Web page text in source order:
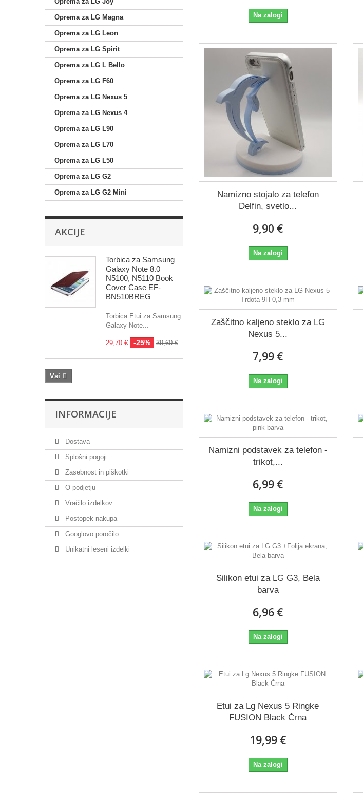
Oprema za LG Magna
Oprema za LG Leon
Oprema za LG Spirit
Oprema za LG L Bello
Oprema za LG F60
Oprema za LG Nexus 5
Oprema za LG Nexus 4
Oprema za LG L90
Oprema za LG L70
Oprema za LG L50
Oprema za LG G2
Oprema za LG G2 Mini
AKCIJE
Torbica za Samsung
Galaxy Note 8.0
N5100, N5110 Book
Cover Case EF-
BN510BREG
Torbica Etui za Samsung
Galaxy Note...
29,70 € -25% 39,60 €
Vsi
INFORMACIJE
Dostava
Splošni pogoji
Zasebnost in piškotki
O podjetju
Vračilo izdelkov
Postopek nakupa
Googlovo poročilo
Unikatni leseni izdelki
Na zalogi
Namizno stojalo za telefon
Delfin, svetlo...
9,90 €
Na zalogi
Zaščitno kaljeno steklo za LG
Nexus 5...
7,99 €
Na zalogi
Namizni podstavek za telefon -
trikot,...
6,99 €
Na zalogi
Silikon etui za LG G3, Bela
barva
6,96 €
Na zalogi
Etui za Lg Nexus 5 Ringke
FUSION Black Črna
19,99 €
Na zalogi